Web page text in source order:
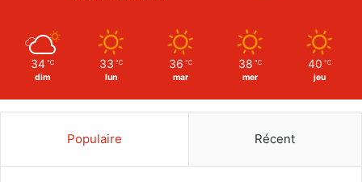
34 ℃
dim
33 ℃
lun
36 ℃
mar
38 ℃
mer
40 ℃
jeu
Populaire Récent